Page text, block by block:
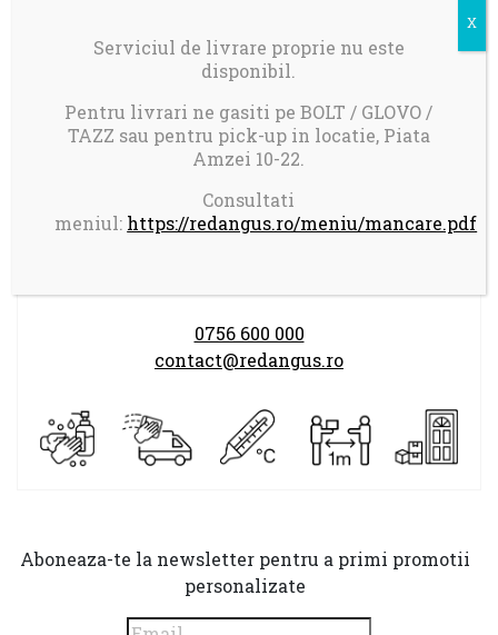
Livrare in Bucuresti.
Comanda minima: 100 ron
Taxa transport 17 ron pentru comenzi mai
mici de 150 ron
Program comenzi:
LUNI-DUMINICA 14.00-21.30
0756 600 000
contact@redangus.ro
Aboneaza-te la newsletter pentru a primi promotii
personalizate
Serviciul de livrare proprie nu este
disponibil.
Pentru livrari ne gasiti pe BOLT / GLOVO /
TAZZ sau pentru pick-up in locatie, Piata
Amzei 10-22.
Consultati
meniul: https://redangus.ro/meniu/mancare.pdf